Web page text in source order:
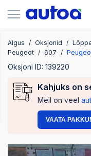
Algus Oksjonid
Peugeot
607
Oksjoni ID: 139220
Kahjuks on
Meil on veel
VAATA